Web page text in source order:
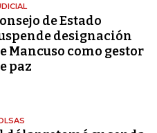
de Estado
designación
Mancuso como gestor
paz